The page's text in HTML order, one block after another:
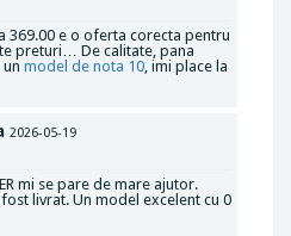
369.00 e o oferta corecta pentru
preturi… De calitate, pana
model de nota 10, imi place la
2026-05-19
mi se pare de mare ajutor.
livrat. Un model excelent cu 0